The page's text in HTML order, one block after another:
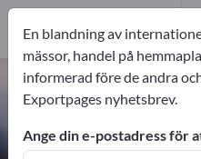
Mjukgörare –
leverantörer
En blandning av
mässor, handel på
informerad före de andra
Exportpages nyhetsbrev.
Ange din e-postadress för